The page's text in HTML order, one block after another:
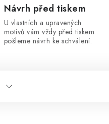
Návrh před tiskem
U vlastních a upravených
motivů vám vždy před tiskem
pošleme návrh ke schválení.